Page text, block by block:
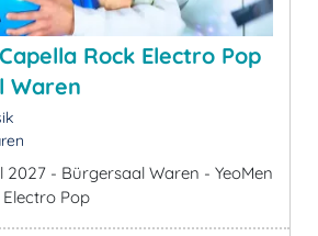
Rock Electro Pop
Waren
2027 - Bürgersaal Waren - YeoMen
Pop